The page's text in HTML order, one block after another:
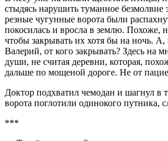
стыдясь нарушить туманное
резные чугунные ворота были
покосилась и вросла в землю. Похоже,
чтобы закрывать их хотя бы на ночь.
Валерий, от кого закрывать? Здесь на
души, не считая деревни, которая,
дальше по мощеной дороге. Не от
Доктор подхватил чемодан и шагнул в
ворота поглотили одинокого путника,
***